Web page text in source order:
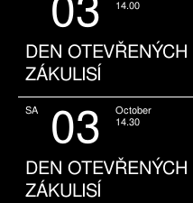
14.00
DEN
ZÁKULISÍ
SA 03
October
14.30
DEN
ZÁKULISÍ